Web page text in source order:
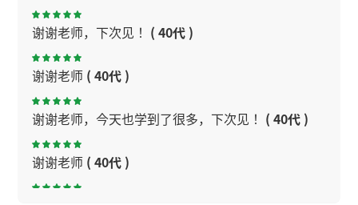
谢谢老师，下次见！ ( 40代 )
谢谢老师 ( 40代 )
谢谢老师，今天也学到了很多，下次见！ ( 40代 )
谢谢老师 ( 40代 )